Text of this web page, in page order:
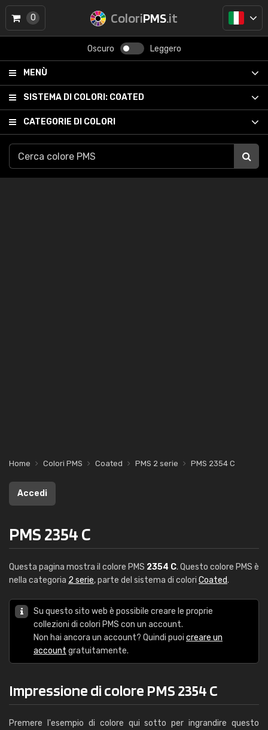
ColoriPMS.it
Oscuro Leggero
MENÙ
SISTEMA DI COLORI: COATED
CATEGORIE DI COLORI
0
Home Colori PMS Coated PMS 2 serie PMS 2354 C
Accedi
PMS 2354 C
Questa pagina mostra il colore PMS 2354 C. Questo colore PMS è
nella categoria 2 serie, parte del sistema di colori Coated.
Su questo sito web è possibile creare le proprie
collezioni di colori PMS con un account.
Non hai ancora un account? Quindi puoi creare un
account gratuitamente.
Impressione di colore PMS 2354 C
Premere l'esempio di colore qui sotto per ingrandire questo